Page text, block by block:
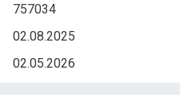
757034
02.08.2025
02.05.2026